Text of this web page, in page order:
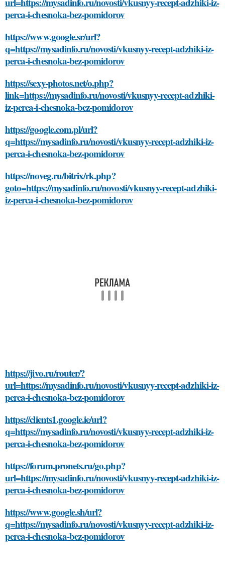
perca-i-chesnoka-bez-pomidorov
https://www.google.sr/url?
q=https://mysadinfo.ru/novosti/vkusnyy-recept-adzhiki-iz-
perca-i-chesnoka-bez-pomidorov
https://sexy-photos.net/o.php?
link=https://mysadinfo.ru/novosti/vkusnyy-recept-adzhiki-
iz-perca-i-chesnoka-bez-pomidorov
https://google.com.pl/url?
q=https://mysadinfo.ru/novosti/vkusnyy-recept-adzhiki-iz-
perca-i-chesnoka-bez-pomidorov
https://noveg.ru/bitrix/rk.php?
goto=https://mysadinfo.ru/novosti/vkusnyy-recept-adzhiki-
iz-perca-i-chesnoka-bez-pomidorov
https://jivo.ru/router/?
url=https://mysadinfo.ru/novosti/vkusnyy-recept-adzhiki-iz-
perca-i-chesnoka-bez-pomidorov
https://clients1.google.ie/url?
q=https://mysadinfo.ru/novosti/vkusnyy-recept-adzhiki-iz-
perca-i-chesnoka-bez-pomidorov
https://forum.pronets.ru/go.php?
url=https://mysadinfo.ru/novosti/vkusnyy-recept-adzhiki-iz-
perca-i-chesnoka-bez-pomidorov
https://www.google.sh/url?
q=https://mysadinfo.ru/novosti/vkusnyy-recept-adzhiki-iz-
perca-i-chesnoka-bez-pomidorov